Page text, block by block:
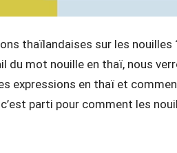
thaïlandaises sur les nouilles
du mot nouille en thaï, nous
expressions en thaï et
parti pour comment les